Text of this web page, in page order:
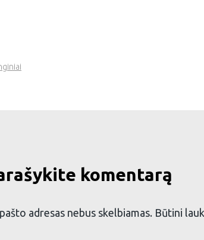
komentarą
adresas nebus skelbiamas. Būtini